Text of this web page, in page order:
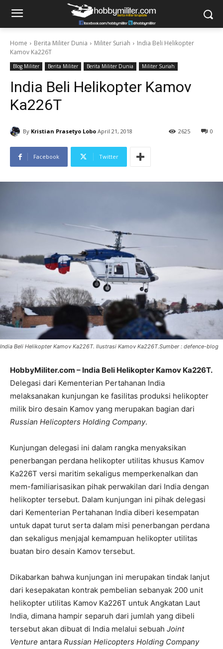
Home Berita Militer Dunia Militer Suriah
India Beli Helikopter
Kamov Ka226T
Blog Militer Berita Militer Berita Militer Dunia Militer Suriah
India Beli Helikopter Kamov
Ka226T
By Kristian Prasetyo Lobo April 21, 2018 0
2625
Facebook Twitter
India Beli Helikopter Kamov Ka226T. Ilustrasi Kamov Ka226T.Sumber : defence-blog
HobbyMiliter.com – India Beli Helikopter Kamov Ka226T.
Delegasi dari Kementerian Pertahanan India
melaksanakan kunjungan ke fasilitas produksi helikopter
milik biro desain Kamov yang merupakan bagian dari
Russian Helicopters Holding Company.
Kunjungan delegasi ini dalam rangka menyaksikan
penerbangan perdana helikopter utilitas khusus Kamov
Ka226T versi maritim sekaligus memperkenalkan dan
mem-familiarisasikan pihak perwakilan dari India dengan
helikopter tersebut. Dalam kunjungan ini pihak delegasi
dari Kementerian Pertahanan India diberi kesempatan
untuk dapat turut serta dalam misi penerbangan perdana
dan sekaligus menjajal kemampuan helikopter utilitas
buatan biro desain Kamov tersebut.
Dikabarkan bahwa kunjungan ini merupakan tindak lanjut
dari kesepakatan kontrak pembelian sebanyak 200 unit
helikopter utilitas Kamov Ka226T untuk Angkatan Laut
India, dimana hampir separuh dari jumlah yang dibeli
tersebut akan dibuat di India melalui sebuah Joint
Venture antara Russian Helicopters Holding Company